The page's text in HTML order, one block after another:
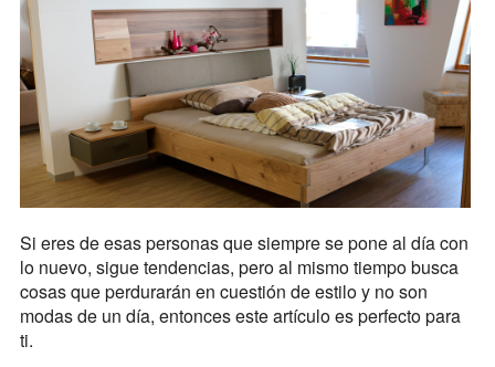
Si eres de esas personas que siempre se pone al día con
lo nuevo, sigue tendencias, pero al mismo tiempo busca
cosas que perdurarán en cuestión de estilo y no son
modas de un día, entonces este artículo es perfecto para
ti.